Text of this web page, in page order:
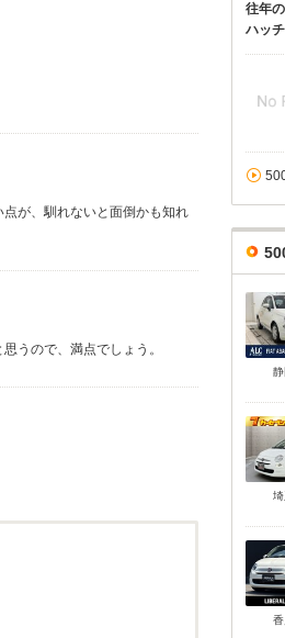
が、馴れないと面倒かも知れ
うので、満点でしょう。
往年
ハッチ